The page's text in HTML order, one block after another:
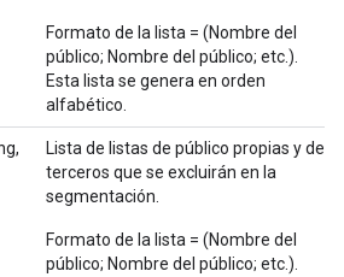
Formato de la lista = (Nombre del
público; Nombre del público; etc.).
Esta lista se genera en orden
alfabético.
Lista de listas de público propias y de
terceros que se excluirán en la
segmentación.
Formato de la lista = (Nombre del
público; Nombre del público; etc.).